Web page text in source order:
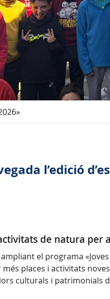
l’edició
de natura per
el programa
places i activitats
culturals i patrimonials